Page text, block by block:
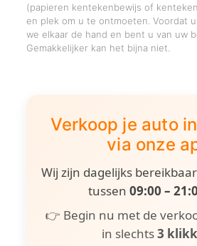
(papieren kentekenbewijs of
en plek om u te ontmoeten. Voordat
we elkaar de hand en bent u van uw
Gemakkelijker kan het bijna niet.
Verkoop je auto
via onze
Wij zijn dagelijks
tussen 09:00 –
👉 Begin nu met de
in slechts3